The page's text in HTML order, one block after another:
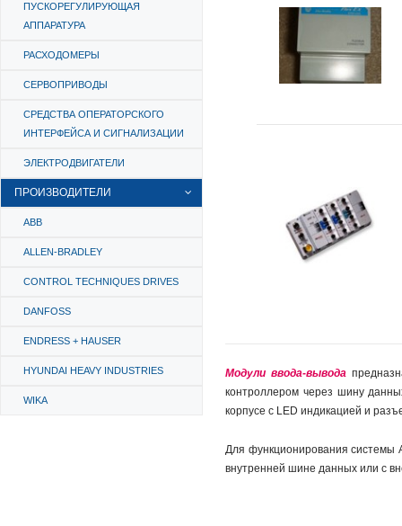
ПУСКОРЕГУЛИРУЮЩАЯ
АППАРАТУРА
РАСХОДОМЕРЫ
СЕРВОПРИВОДЫ
СРЕДСТВА ОПЕРАТОРСКОГО
ИНТЕРФЕЙСА И СИГНАЛИЗАЦИИ
ЭЛЕКТРОДВИГАТЕЛИ
ПРОИЗВОДИТЕЛИ
ABB
ALLEN-BRADLEY
CONTROL TECHNIQUES DRIVES
DANFOSS
ENDRESS + HAUSER
HYUNDAI HEAVY INDUSTRIES
WIKA
Модули ввода-вывода
контроллером через шину
корпусе с LED индикацией и
Для функционирования системы
внутренней шине данных или с